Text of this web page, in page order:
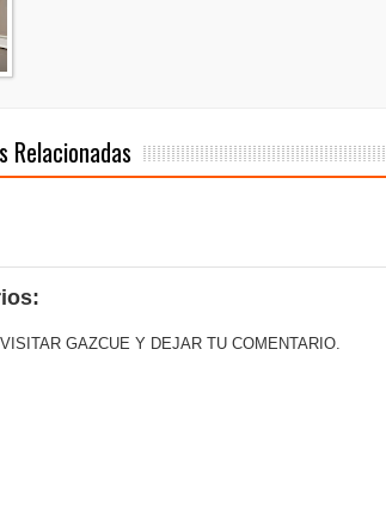
del mapa del hambre
Relacionadas
GAZCUE Y DEJAR TU COMENTARIO.